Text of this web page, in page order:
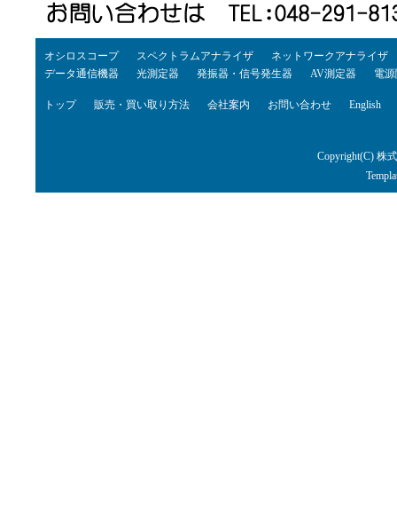
オシロスコープ スペクトラムアナライザ
ネットワークアナライザ
データ通信機器
光測定器 発振器・信号発生器 AV測定器 電
トップ 販売・買い取り方法 会社案内 お問い合わせ English
Copyright(C) 株